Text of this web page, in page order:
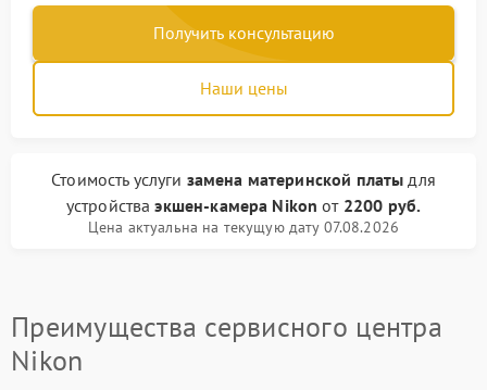
Получить консультацию
Наши цены
Стоимость услуги замена материнской платы для
устройстваэкшен-камера Nikon от 2200 руб.
Цена актуальна на текущую дату 07.08.2026
Преимущества сервисного центра
Nikon